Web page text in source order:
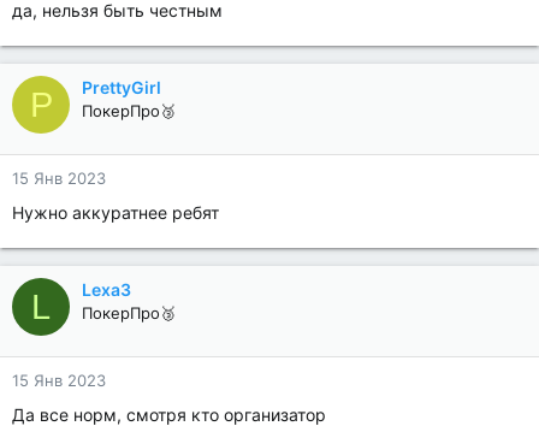
да, нельзя быть честным
P PrettyGirl
ПокерПро🥉
15 Янв 2023
Нужно аккуратнее ребят
L Lexa3
ПокерПро🥉
15 Янв 2023
Да все норм, смотря кто организатор